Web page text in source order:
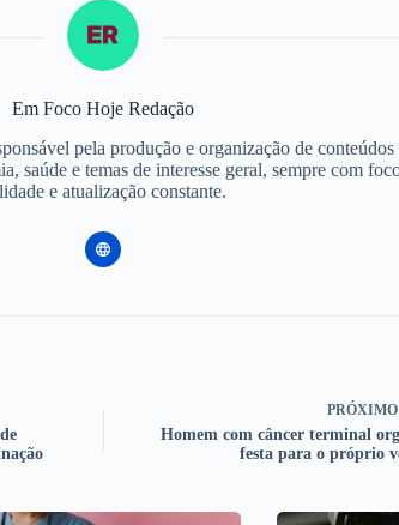
Em Foco Hoje Redação
pela produção e organização de
saúde e temas de interesse geral, sempre com
e atualização constante.
PRÓXIMO
Homem com câncer terminal
festa para o próprio